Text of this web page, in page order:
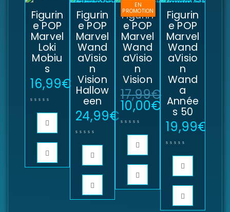
Figurin
e POP
Marvel
Loki
Mobiu
s
16,99€
Figurin
e POP
Marvel
Wand
aVisio
n
Vision
Hallow
een
24,99€
EN
PROMOTION
Figurin
e POP
Marvel
Wand
aVisio
n
Vision
17,99€
10,00€
Figurin
e POP
Marvel
Wand
aVisio
n
Wand
a
Année
s 50
19,99€